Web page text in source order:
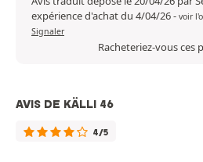
expérience d'achat du 4/04/26- voir
Signaler
Racheteriez-vous ces
AVIS DE KÄLLI 46
4/5